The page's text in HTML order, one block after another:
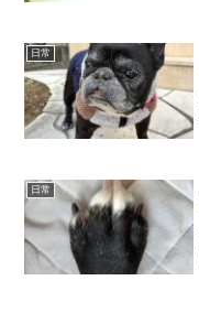
日常
日常